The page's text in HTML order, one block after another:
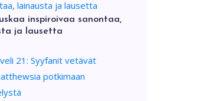
inspiroivaa sanontaa,
ja lausetta